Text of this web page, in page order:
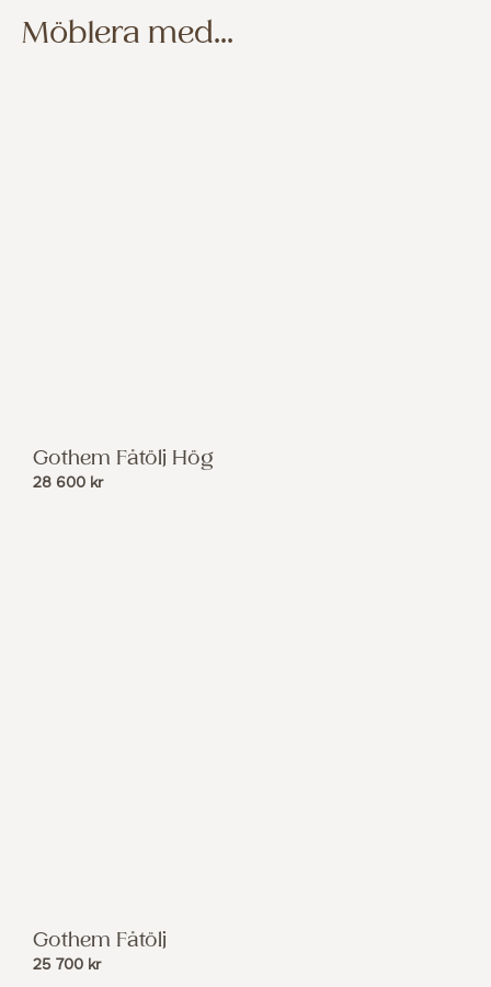
Möblera med...
Gothem Fåtölj Hög
28 600 kr
Gothem Fåtölj
25 700 kr